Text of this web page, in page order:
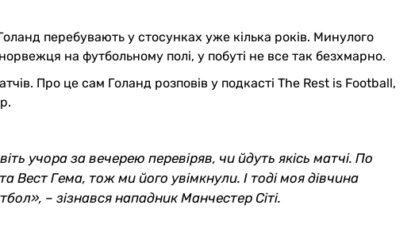
перебувають у стосунках уже кілька років. Минулого
на футбольному полі, у побуті не все так безхмарно.
Про це сам Голанд розповів у подкасті The Rest is Football,
учора за вечерею перевіряв, чи йдуть якісь матчі. По
Вест Гема, тож ми його увімкнули. І тоді моя дівчина
– зізнався нападник Манчестер Сіті.